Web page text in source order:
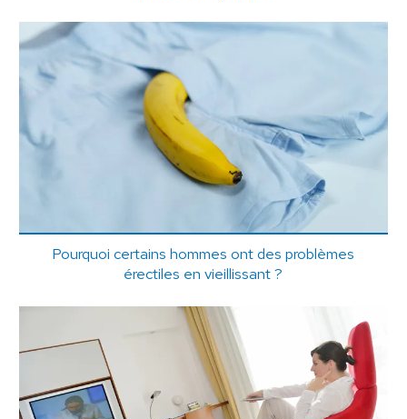
Pourquoi certains hommes ont des problèmes
érectiles en vieillissant ?